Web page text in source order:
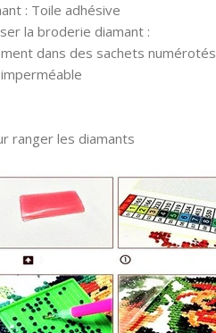
: Toile adhésive
la broderie diamant :
dans des sachets numérotés
ranger les diamants